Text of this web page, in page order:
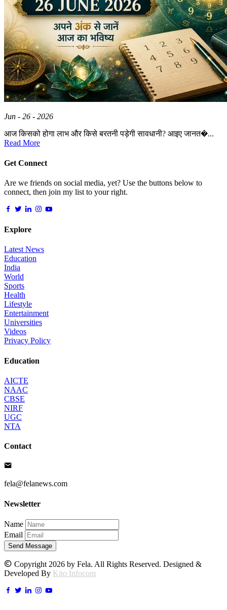
Jun - 26 - 2026
आज किसको होगा लाभ और किसे बरतनी पड़ेगी सावधानी? आइए जानत�...
Read More
Get Connect
Are we friends on social media, yet? Use the buttons below to
connect, then join my list to your right.
Explore
Latest News
Education
India
World
Sports
Health
Lifestyle
Entertainment
Universities
Videos
Privacy Policy
Education
AICTE
NAAC
CBSE
NIRF
UGC
NTA
Contact
fela@felanews.com
Newsletter
Name
Email
Send Message
Copyright 2026 by Fela. All Rights Reserved. Designed &
Developed By Kito Infocom